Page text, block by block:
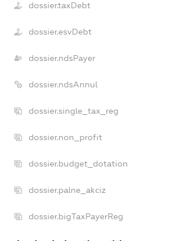
dossier.taxDebt
dossier.esvDebt
dossier.ndsPayer
dossier.ndsAnnul
dossier.single_tax_reg
dossier.non_profit
dossier.budget_dotation
dossier.palne_akciz
dossier.bigTaxPayerReg